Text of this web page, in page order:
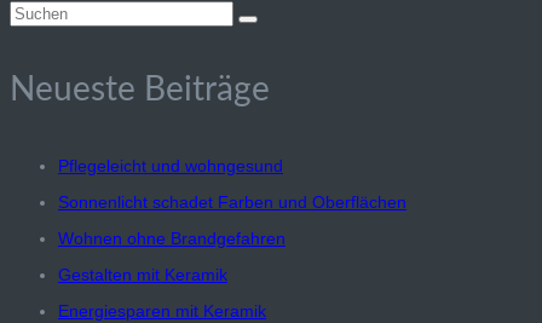
Suchen
Neueste Beiträge
Pflegeleicht und wohngesund
Sonnenlicht schadet Farben und Oberflächen
Wohnen ohne Brandgefahren
Gestalten mit Keramik
Energiesparen mit Keramik